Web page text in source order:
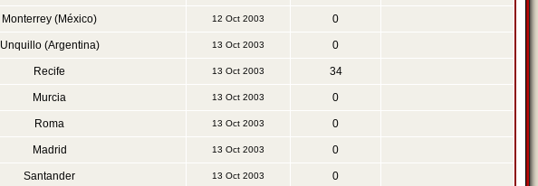
Monterrey (México) 12 Oct 2003 0
Unquillo (Argentina) 13 Oct 2003 0
Recife 13 Oct 2003 34
Murcia 13 Oct 2003 0
Roma 13 Oct 2003 0
Madrid 13 Oct 2003 0
Santander 13 Oct 2003 0